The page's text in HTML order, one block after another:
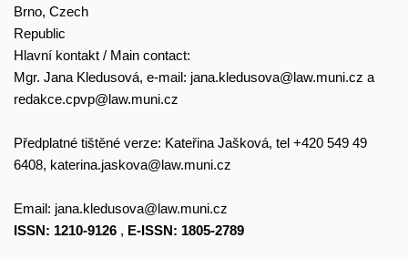
Brno, Czech
Republic
Hlavní kontakt / Main contact:
Mgr. Jana Kledusová, e-mail: jana.kledusova@law.muni.cz a
redakce.cpvp@law.muni.cz
Předplatné tištěné verze: Kateřina Jašková, tel +420 549 49
6408, katerina.jaskova@law.muni.cz
Email: jana.kledusova@law.muni.cz
ISSN: 1210-9126 , E-ISSN: 1805-2789